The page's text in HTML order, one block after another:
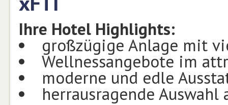
Ihre Hotel Highlights:
großzügige Anlage mit
Wellnessangebote im
moderne und edle
herrausragende Auswahl